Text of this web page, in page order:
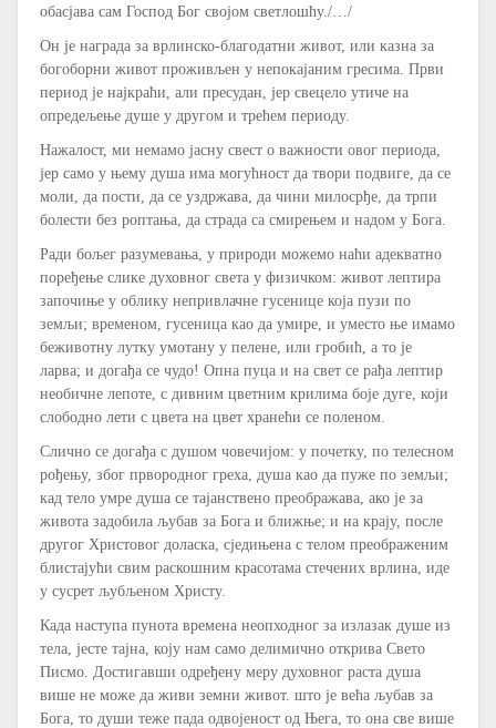
обасјава сам Господ Бог својом светлошћу./…/
Он је награда за врлинско-благодатни живот, или казна за
богоборни живот проживљен у непокајаним гресима. Први
период је најкраћи, али пресудан, јер свецело утиче на
опредељење душе у другом и трећем периоду.
Нажалост, ми немамо јасну свест о важности овог периода,
јер само у њему душа има могућност да твори подвиге, да се
моли, да пости, да се уздржава, да чини милосрђе, да трпи
болести без роптања, да страда са смирењем и надом у Бога.
Ради бољег разумевања, у природи можемо наћи адекватно
поређење слике духовног света у физичком: живот лептира
започиње у облику непривлачне гусенице која пузи по
земљи; временом, гусеница као да умире, и уместо ње имамо
беживотну лутку умотану у пелене, или гробић, а то је
ларва; и догађа се чудо! Опна пуца и на свет се рађа лептир
необичне лепоте, с дивним цветним крилима боје дуге, који
слободно лети с цвета на цвет хранећи се поленом.
Слично се догађа с душом човечијом: у почетку, по телесном
рођењу, због првородног греха, душа као да пуже по земљи;
кад тело умре душа се тајанствено преображава, ако је за
живота задобила љубав за Бога и ближње; и на крају, после
другог Христовог доласка, сједињена с телом преображеним
блистајући свим раскошним красотама стечених врлина, иде
у сусрет љубљеном Христу.
Када наступа пунота времена неопходног за излазак душе из
тела, јесте тајна, коју нам само делимично открива Свето
Писмо. Достигавши одређену меру духовног раста душа
више не може да живи земни живот. што је већа љубав за
Бога, то души теже пада одвојеност од Њега, то она све више